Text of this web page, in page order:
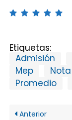
Etiquetas:
Admisión
Mep
Nota
Promedio
Anterior